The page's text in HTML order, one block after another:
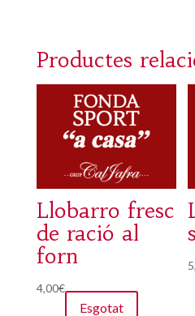
Productes
Llobarro fresc
de ració al
forn
4,00€
Esgotat